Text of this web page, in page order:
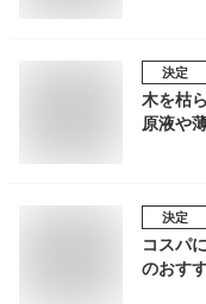
決定
木を枯
原液や
決定
コスパ
のおす